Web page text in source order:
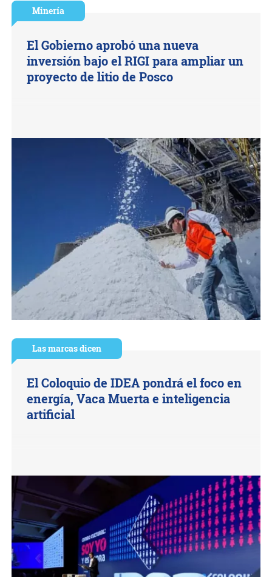
Minería
El Gobierno aprobó una nueva
inversión bajo el RIGI para ampliar un
proyecto de litio de Posco
Las marcas dicen
El Coloquio de IDEA pondrá el foco en
energía, Vaca Muerta e inteligencia
artificial